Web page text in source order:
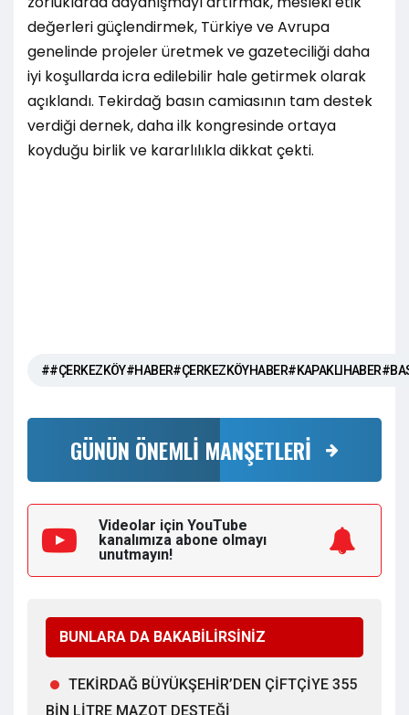
değerleri güçlendirmek, Türkiye ve Avrupa
genelinde projeler üretmek ve gazeteciliği daha
iyi koşullarda icra edilebilir hale getirmek olarak
açıklandı. Tekirdağ basın camiasının tam destek
verdiği dernek, daha ilk kongresinde ortaya
koyduğu birlik ve kararlılıkla dikkat çekti.
GÜNÜN ÖNEMLİ MANŞETLERİ
Videolar için YouTube
kanalımıza abone olmayı
unutmayın!
BUNLARA DA BAKABİLİRSİNİZ
TEKİRDAĞ BÜYÜKŞEHİR’DEN ÇİFTÇİYE 355
BİN LİTRE MAZOT DESTEĞİ